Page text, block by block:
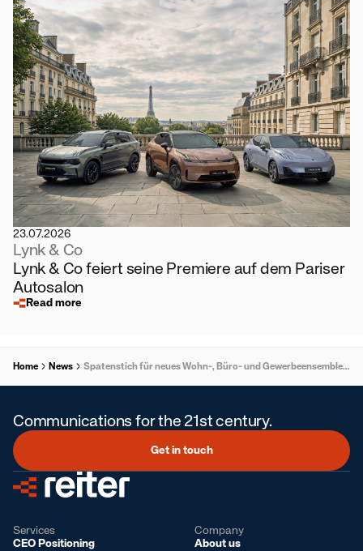
23.07.2026
Lynk & Co
Lynk & Co feiert seine Premiere auf dem Pariser
Autosalon
Read more
Home News Spatenstich für neues Wohn-, Büro- und Gewerbeensemble in Dobl-Zwaring
Communications for the 21st century.
Get in touch
Services
CEO Positioning
Company
About us